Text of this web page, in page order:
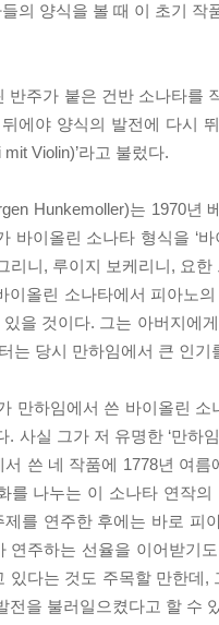
의 양식을 볼 때 이 초기
반주가 붙은 건반 소나타를
에야 양식의 발전에 다시
Violin)’라고 불렀다.
Hunkemoller)는 1970년
바이올린 소나타 형식을 ‘
리니, 루이지 보케리니, 요
이올린 소나타에서 피아노
을 것이다. 그는 아버지에
는 당시 만하임에서 큰 인
만하임에서 쓴 바이올린
. 사실 그가 저 유명한 ‘만하
서 쓴 네 작품에 1778년 여
를 나누는 이 소나타 연작
를 연주한 후에는 바로 피
연주하는 선율을 이어받기
있다는 것도 주목할 만한데
전을 불러일으켰다고 할 수